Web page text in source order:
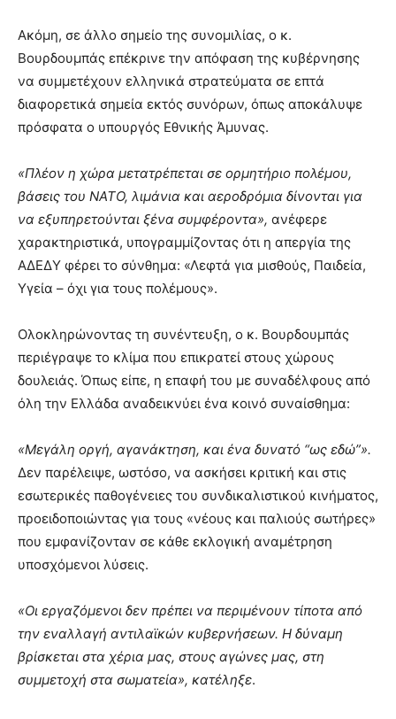
Ακόμη, σε άλλο σημείο της συνομιλίας, ο κ.
Βουρδουμπάς επέκρινε την απόφαση της κυβέρνησης
να συμμετέχουν ελληνικά στρατεύματα σε επτά
διαφορετικά σημεία εκτός συνόρων, όπως αποκάλυψε
πρόσφατα ο υπουργός Εθνικής Άμυνας.
«Πλέον η χώρα μετατρέπεται σε ορμητήριο πολέμου,
βάσεις του ΝΑΤΟ, λιμάνια και αεροδρόμια δίνονται για
να εξυπηρετούνται ξένα συμφέροντα», ανέφερε
χαρακτηριστικά, υπογραμμίζοντας ότι η απεργία της
ΑΔΕΔΥ φέρει το σύνθημα: «Λεφτά για μισθούς, Παιδεία,
Υγεία – όχι για τους πολέμους».
Ολοκληρώνοντας τη συνέντευξη, ο κ. Βουρδουμπάς
περιέγραψε το κλίμα που επικρατεί στους χώρους
δουλειάς. Όπως είπε, η επαφή του με συναδέλφους από
όλη την Ελλάδα αναδεικνύει ένα κοινό συναίσθημα:
«Μεγάλη οργή, αγανάκτηση, και ένα δυνατό “ως εδώ”».
Δεν παρέλειψε, ωστόσο, να ασκήσει κριτική και στις
εσωτερικές παθογένειες του συνδικαλιστικού κινήματος,
προειδοποιώντας για τους «νέους και παλιούς σωτήρες»
που εμφανίζονταν σε κάθε εκλογική αναμέτρηση
υποσχόμενοι λύσεις.
«Οι εργαζόμενοι δεν πρέπει να περιμένουν τίποτα από
την εναλλαγή αντιλαϊκών κυβερνήσεων. Η δύναμη
βρίσκεται στα χέρια μας, στους αγώνες μας, στη
συμμετοχή στα σωματεία», κατέληξε.